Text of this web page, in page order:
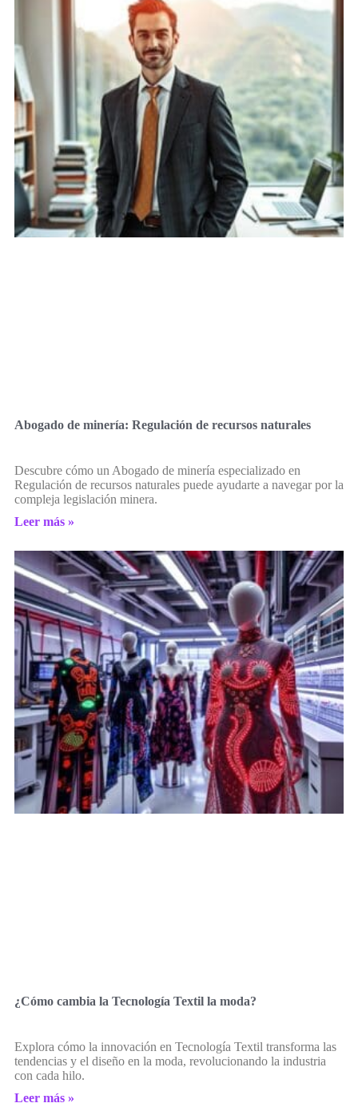
Abogado de minería: Regulación de recursos naturales
Descubre cómo un Abogado de minería especializado en
Regulación de recursos naturales puede ayudarte a navegar por la
compleja legislación minera.
Leer más »
¿Cómo cambia la Tecnología Textil la moda?
Explora cómo la innovación en Tecnología Textil transforma las
tendencias y el diseño en la moda, revolucionando la industria
con cada hilo.
Leer más »